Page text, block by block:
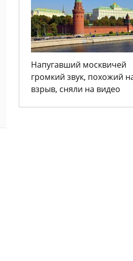
Напугавший москвичей
громкий звук, похожий
взрыв, сняли на видео